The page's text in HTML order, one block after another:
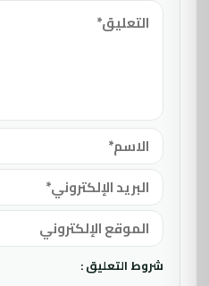
شروط التعليق :